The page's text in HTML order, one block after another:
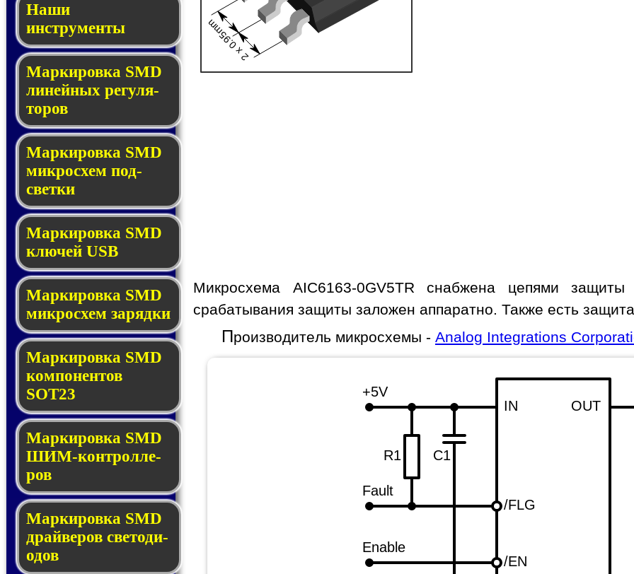
Наши
инструменты
Маркировка SMD
ли­ней­ных ре­гу­ля­
то­ров
Маркировка SMD
мик­ро­схем под­
свет­ки
Маркировка SMD
клю­чей USB
Маркировка SMD
мик­рос­хем за­ряд­ки
Маркировка SMD
ком­по­нен­тов
SOT23
Маркировка SMD
ШИМ-кон­трол­ле­
ров
Маркировка SMD
драй­ве­ров све­то­ди­
о­дов
2 x 0.95mm
Микросхема AIC6163-0GV5TR снабжена цепями
срабатывания защиты заложен аппаратно. Также есть
Производитель микросхемы - Analog Integrations
+5V
IN OUT
Enable
C1
Fault
/FLG
R1
/EN